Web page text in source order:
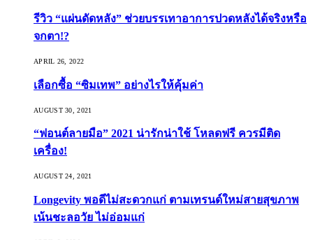
รีวิว “แผ่นดัดหลัง” ช่วยบรรเทาอาการปวดหลังได้จริงหรือ
จกตา!?
APRIL 26, 2022
เลือกซื้อ “ซิมเทพ” อย่างไรให้คุ้มค่า
AUGUST 30, 2021
“ฟอนต์ลายมือ” 2021 น่ารักน่าใช้ โหลดฟรี ควรมีติด
เครื่อง!
AUGUST 24, 2021
Longevity พอดีไม่สะดวกแก่ ตามเทรนด์ใหม่สายสุขภาพ
เน้นชะลอวัย ไม่อ่อมแก่